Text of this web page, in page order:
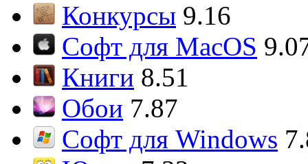
Конкурсы 9.16
Софт для MacOS
Книги 8.51
Обои 7.87
Софт для Windows